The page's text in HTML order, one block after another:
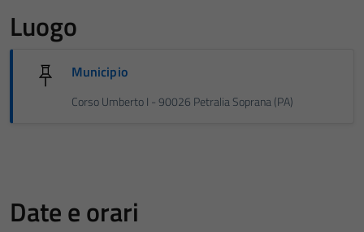
Luogo
Municipio
Corso Umberto I - 90026 Petralia Soprana (PA)
Date e orari